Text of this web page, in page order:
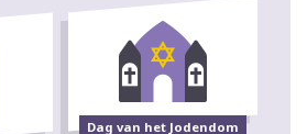
Dag van het Jodendom